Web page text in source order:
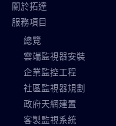
關於拓達
服務項目
總覽
雲端監視器安裝
企業監控工程
社區監視器規劃
政府天網建置
客製監視系統